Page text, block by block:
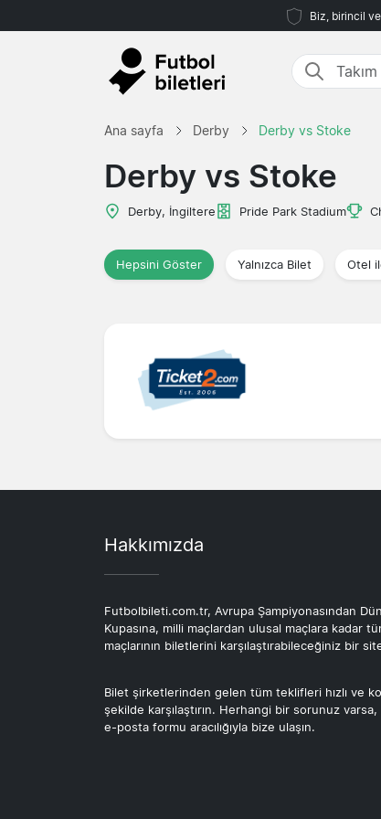
Biz, birincil
Ana sayfa Derby Derby vs Stoke
Derby vs Stoke
Derby, İngiltere Pride Park Stadium
Hepsini Göster Yalnızca Bilet Otel
Hakkımızda
Futbolbileti.com.tr, Avrupa Şampiyonasından
Kupasına, milli maçlardan ulusal maçlara kadar
maçlarının biletlerini karşılaştırabileceğiniz bir
Bilet şirketlerinden gelen tüm teklifleri hızlı ve
şekilde karşılaştırın. Herhangi bir sorunuz
e-posta formu aracılığıyla bize ulaşın.